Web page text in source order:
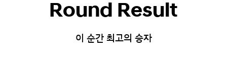
Round Result
이 순간 최고의 승자